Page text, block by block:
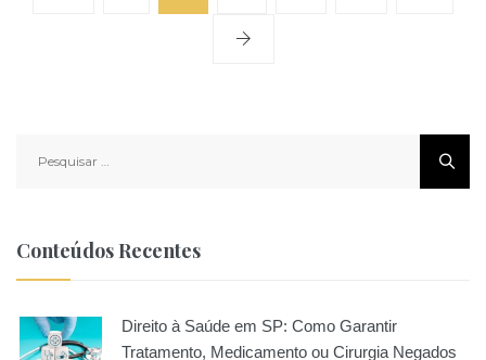
por:
Conteúdos Recentes
Direito à Saúde em SP: Como Garantir
Tratamento, Medicamento ou Cirurgia Negados